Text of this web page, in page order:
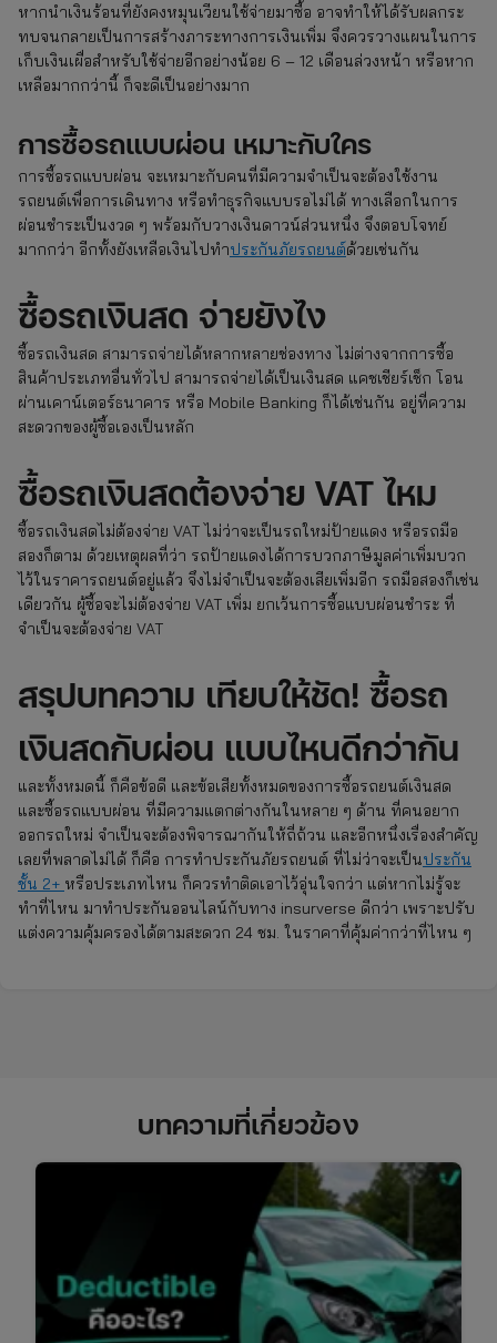
หากนำเงินร้อนที่ยังคงหมุนเวียนใช้จ่ายมาซื้อ อาจทำให้ได้รับผลกระ
ทบจนกลายเป็นการสร้างภาระทางการเงินเพิ่ม จึงควรวางแผนในการ
เก็บเงินเผื่อสำหรับใช้จ่ายอีกอย่างน้อย 6 – 12 เดือนล่วงหน้า หรือหาก
เหลือมากกว่านี้ ก็จะดีเป็นอย่างมาก
การซื้อรถแบบผ่อน เหมาะกับใคร
การซื้อรถแบบผ่อน จะเหมาะกับคนที่มีความจำเป็นจะต้องใช้งาน
รถยนต์เพื่อการเดินทาง หรือทำธุรกิจแบบรอไม่ได้ ทางเลือกในการ
ผ่อนชำระเป็นงวด ๆ พร้อมกับวางเงินดาวน์ส่วนหนึ่ง จึงตอบโจทย์
มากกว่า อีกทั้งยังเหลือเงินไปทำประกันภัยรถยนต์ด้วยเช่นกัน
ซื้อรถเงินสด จ่ายยังไง
ซื้อรถเงินสด สามารถจ่ายได้หลากหลายช่องทาง ไม่ต่างจากการซื้อ
สินค้าประเภทอื่นทั่วไป สามารถจ่ายได้เป็นเงินสด แคชเชียร์เช็ก โอน
ผ่านเคาน์เตอร์ธนาคาร หรือ Mobile Banking ก็ได้เช่นกัน อยู่ที่ความ
สะดวกของผู้ซื้อเองเป็นหลัก
ซื้อรถเงินสดต้องจ่าย VAT ไหม
ซื้อรถเงินสดไม่ต้องจ่าย VAT ไม่ว่าจะเป็นรถใหม่ป้ายแดง หรือรถมือ
สองก็ตาม ด้วยเหตุผลที่ว่า รถป้ายแดงได้การบวกภาษีมูลค่าเพิ่มบวก
ไว้ในราคารถยนต์อยู่แล้ว จึงไม่จำเป็นจะต้องเสียเพิ่มอีก รถมือสองก็เช่น
เดียวกัน ผู้ซื้อจะไม่ต้องจ่าย VAT เพิ่ม ยกเว้นการซื้อแบบผ่อนชำระ ที่
จำเป็นจะต้องจ่าย VAT
สรุปบทความ เทียบให้ชัด! ซื้อรถ
เงินสดกับผ่อน แบบไหนดีกว่ากัน
และทั้งหมดนี้ ก็คือข้อดี และข้อเสียทั้งหมดของการซื้อรถยนต์เงินสด
และซื้อรถแบบผ่อน ที่มีความแตกต่างกันในหลาย ๆ ด้าน ที่คนอยาก
ออกรถใหม่ จำเป็นจะต้องพิจารณากันให้ถี่ถ้วน และอีกหนึ่งเรื่องสำคัญ
เลยที่พลาดไม่ได้ ก็คือ การทำประกันภัยรถยนต์ ที่ไม่ว่าจะเป็นประกัน
ชั้น 2+ หรือประเภทไหน ก็ควรทำติดเอาไว้อุ่นใจกว่า แต่หากไม่รู้จะ
ทำที่ไหน มาทำประกันออนไลน์กับทาง insurverse ดีกว่า เพราะปรับ
แต่งความคุ้มครองได้ตามสะดวก 24 ชม. ในราคาที่คุ้มค่ากว่าที่ไหน ๆ
บทความที่เกี่ยวข้อง